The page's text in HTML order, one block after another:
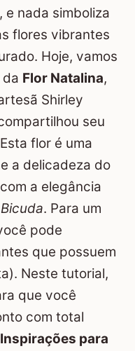
nada simboliza
flores vibrantes
Hoje, vamos
Flor Natalina,
Shirley
seu
flor é uma
a delicadeza do
com a elegância
. Para um
pode
que possuem
Neste tutorial,
que você
com total
Inspirações para